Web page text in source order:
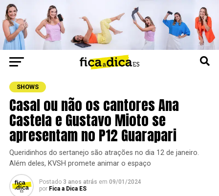
SHOWS
Casal ou não os cantores Ana
Castela e Gustavo Mioto se
apresentam no P12 Guarapari
Queridinhos do sertanejo são atrações no dia 12 de janeiro.
Além deles, KVSH promete animar o espaço
Postado 3 anos atrás em 09/01/2024
por Fica a Dica ES